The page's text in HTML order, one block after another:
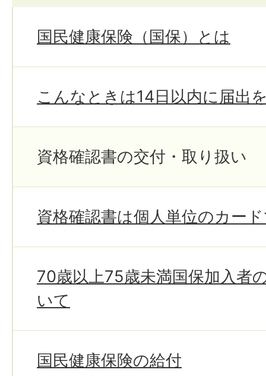
国民健康保険（国保）とは
こんなときは14日以内に届出
資格確認書の交付・取り扱い
資格確認書は個人単位のカー
70歳以上75歳未満国保加入者
いて
国民健康保険の給付